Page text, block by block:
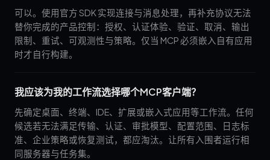
可以。使用官方 SDK 实现连接与消息处理，再补充协议无法
替你完成的产品控制：授权、认证体验、验证、取消、输出
限制、重试、可观测性与策略。仅当 MCP 必须嵌入自有应用
时才自行构建。
我应该为我的工作流选择哪个MCP客户端？
先确定桌面、终端、IDE、扩展或嵌入式应用等工作流。任何
候选若无法满足传输、认证、审批模型、配置范围、日志标
准、企业策略或恢复测试，都应淘汰。让所有入围者运行相
同服务器与任务集。